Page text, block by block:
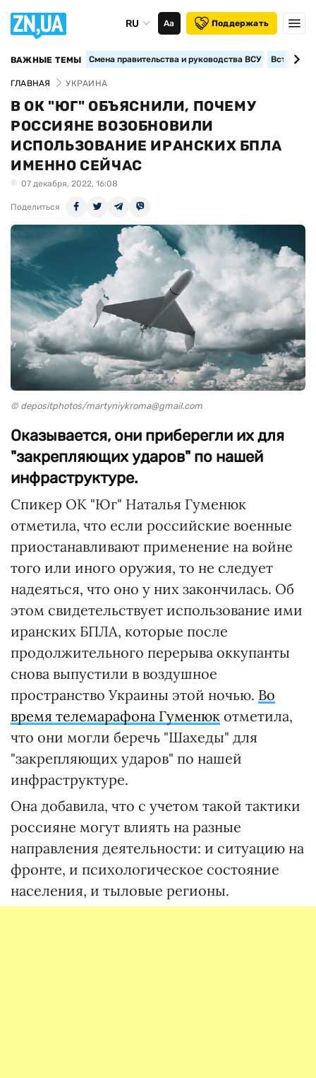
RU Аа Поддержать
ВАЖНЫЕ ТЕМЫ Смена правительства и руководства ВСУ
ГЛАВНАЯ УКРАИНА
В ОК "ЮГ" ОБЪЯСНИЛИ, ПОЧЕМУ
РОССИЯНЕ ВОЗОБНОВИЛИ
ИСПОЛЬЗОВАНИЕ ИРАНСКИХ БПЛА
ИМЕННО СЕЙЧАС
07 декабря, 2022, 16:08
Поделиться
© depositphotos/martyniykroma@gmail.com
Оказывается, они приберегли их для
"закрепляющих ударов" по нашей
инфраструктуре.
Спикер ОК "Юг" Наталья Гуменюк
отметила, что если российские военные
приостанавливают применение на войне
того или иного оружия, то не следует
надеяться, что оно у них закончилась. Об
этом свидетельствует использование ими
иранских БПЛА, которые после
продолжительного перерыва оккупанты
снова выпустили в воздушное
пространство Украины этой ночью. Во
время телемарафона Гуменюк отметила,
что они могли беречь "Шахеды" для
"закрепляющих ударов" по нашей
инфраструктуре.
Она добавила, что с учетом такой тактики
россияне могут влиять на разные
направления деятельности: и ситуацию на
фронте, и психологическое состояние
населения, и тыловые регионы.